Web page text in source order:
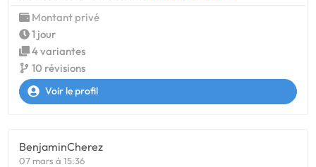
Montant privé
1 jour
4 variantes
10 révisions
Voir le profil
BenjaminCherez
07 mars à 15:36